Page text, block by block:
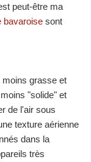
peut-être ma
bavaroise sont
grasse et
"solide" et
de l'air sous
texture aérienne
dans la
très